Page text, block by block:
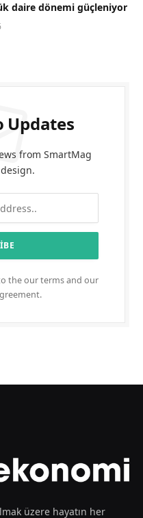
daire dönemi güçleniyor
Updates
from SmartMag
the our terms and our
üzere hayatın her